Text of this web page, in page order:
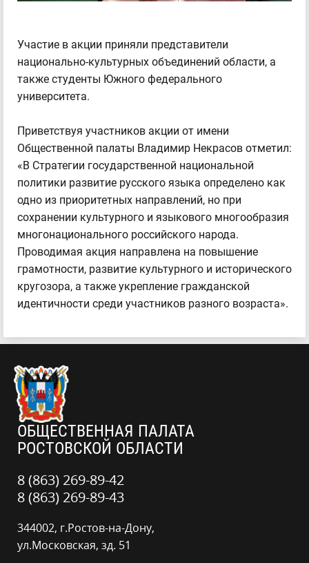
Участие в акции приняли представители
национально-культурных объединений области, а
также студенты Южного федерального
университета.
Приветствуя участников акции от имени
Общественной палаты Владимир Некрасов отметил:
«В Стратегии государственной национальной
политики развитие русского языка определено как
одно из приоритетных направлений, но при
сохранении культурного и языкового многообразия
многонационального российского народа.
Проводимая акция направлена на повышение
грамотности, развитие культурного и исторического
кругозора, а также укрепление гражданской
идентичности среди участников разного возраста».
ОБЩЕСТВЕННАЯ ПАЛАТА
РОСТОВСКОЙ ОБЛАСТИ
8 (863) 269-89-42
8 (863) 269-89-43
344002, г.Ростов-на-Дону,
ул.Московская, зд. 51